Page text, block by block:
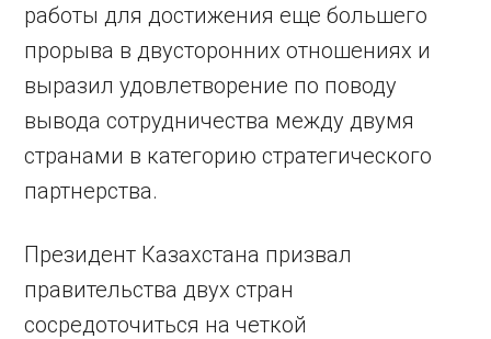
работы для достижения еще большего
прорыва в двусторонних отношениях и
выразил удовлетворение по поводу
вывода сотрудничества между двумя
странами в категорию стратегического
партнерства.
Президент Казахстана призвал
правительства двух стран
сосредоточиться на четкой